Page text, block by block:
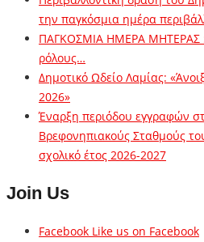
την παγκόσμια ημέρα
ΠΑΓΚΟΣΜΙΑ ΗΜΕΡΑ ΜΗΤΕΡΑΣ :
ρόλους…
Δημοτικό Ωδείο Λαμίας:
2026»
Έναρξη περιόδου εγγραφών
Βρεφονηπιακούς Σταθμούς
σχολικό έτος 2026-2027
Join Us
Facebook Like us on Facebook